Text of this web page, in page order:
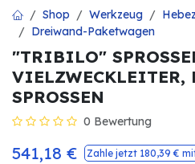
Shop Werkzeug
Dreiwand-Paketwagen
"TRIBILO"
SPROSSEN
0 Bewertung
541,18 € Zahle jetzt 180,39 €